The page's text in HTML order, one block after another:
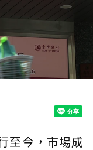
至今，市場成